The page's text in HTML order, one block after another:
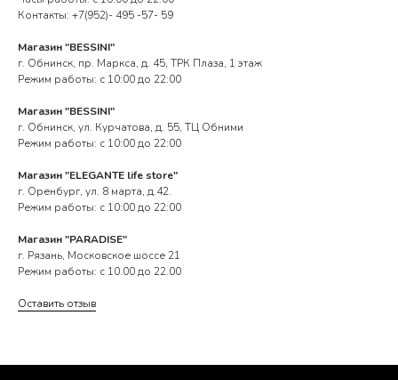
Контакты: +7(952)- 495 -57- 59
Магазин "BESSINI"
г. Обнинск, пр. Маркса, д. 45, ТРК Плаза, 1 этаж
Режим работы: с 10:00 до 22:00
Магазин "BESSINI"
г. Обнинск, ул. Курчатова, д. 55, ТЦ Обними
Режим работы: с 10:00 до 22:00
Магазин "ELEGANTE life store"
г. Оренбург, ул. 8 марта, д.42.
Режим работы: с 10:00 до 22:00
Магазин "PARADISE"
г. Рязань, Московское шоссе 21
Режим работы: с 10.00 до 22.00
Оставить отзыв